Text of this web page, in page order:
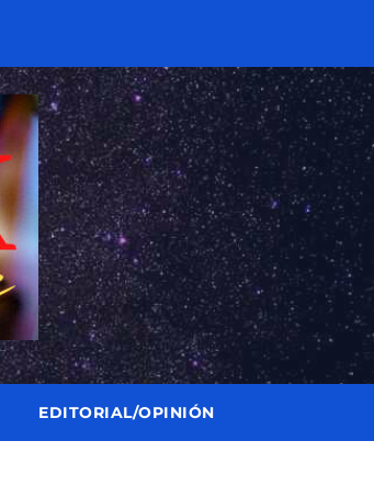
EDITORIAL/OPINIÓN